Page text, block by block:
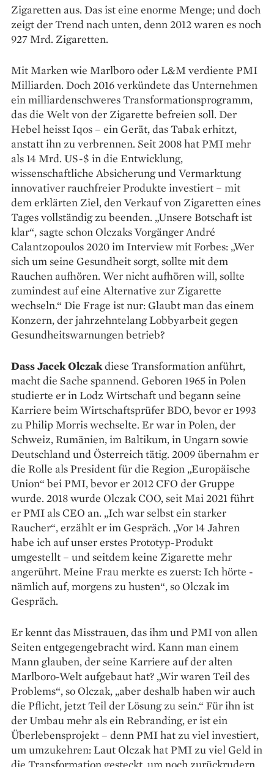
Zigaretten aus. Das ist eine enorme Menge; und doch
zeigt der Trend nach unten, denn 2012 waren es noch
927 Mrd. Zigaretten.
Mit Marken wie Marlboro oder L&M verdiente PMI
Milliarden. Doch 2016 verkündete das Unternehmen
ein milliardenschweres Transformationsprogramm,
das die Welt von der Zigarette befreien soll. Der
Hebel heisst Iqos – ein Gerät, das Tabak erhitzt,
anstatt ihn zu verbrennen. Seit 2008 hat PMI mehr
als 14 Mrd. US-$ in die Entwicklung,
wissenschaftliche Absicherung und Vermarktung
innovativer rauchfreier Produkte investiert – mit
dem erklärten Ziel, den Verkauf von Zigaretten eines
Tages vollständig zu beenden. „Unsere Botschaft ist
klar“, sagte schon Olczaks Vorgänger André
Calantzopoulos 2020 im Interview mit Forbes: „Wer
sich um seine Gesundheit sorgt, sollte mit dem
Rauchen aufhören. Wer nicht aufhören will, sollte
zumindest auf eine Alternative zur Zigarette
wechseln.“ Die Frage ist nur: Glaubt man das einem
Konzern, der jahrzehntelang Lobbyarbeit gegen
Gesundheitswarnungen betrieb?
Dass Jacek Olczakdiese Transformation anführt,
macht die Sache spannend. Geboren 1965 in Polen
stu­dierte er in Lodz Wirtschaft und begann seine
Karriere beim Wirtschaftsprüfer BDO, bevor er 1993
zu Philip Morris wechselte. Er war in Polen, der
Schweiz, Rumänien, im Baltikum, in Ungarn sowie
Deutschland und Österreich tätig. 2009 übernahm er
die Rolle als President für die Region „Europäische
Union“ bei PMI, bevor er 2012 CFO der Gruppe
wurde. 2018 wurde Olczak COO, seit Mai 2021 führt
er PMI als CEO an. „Ich war selbst ein starker
Raucher“, erzählt er im Gespräch. „Vor 14 Jahren
habe ich auf unser erstes Prototyp-­Produkt
umgestellt – und seitdem keine Zigarette mehr
angerührt. Meine Frau merkte es zuerst: Ich hörte ­
nämlich auf, morgens zu husten“, so Olczak im
Gespräch.
Er kennt das Misstrauen, das ihm und PMI von allen
Seiten entgegengebracht wird. Kann man einem
Mann glauben, der seine Karriere auf der alten
Marlboro-Welt aufgebaut hat? „Wir waren Teil des
Problems“, so Ol­czak, „aber deshalb haben wir auch
die Pflicht, jetzt Teil der Lösung zu sein.“ Für ihn ist
der Umbau mehr als ein Rebranding, er ist ein
Überlebensprojekt – denn PMI hat zu viel investiert,
um umzukehren: Laut Olczak hat PMI zu viel Geld in
die Transformation gesteckt, um noch zurückrudern